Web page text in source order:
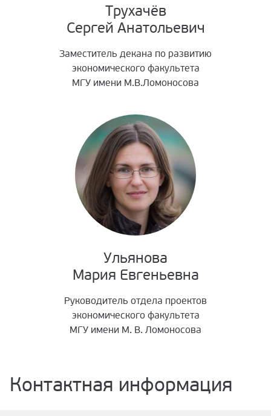
Трухачёв
Сергей Анатольевич
Заместитель декана по развитию
экономического факультета
МГУ имени М.В.Ломоносова
Ульянова
Мария Евгеньевна
Руководитель отдела проектов
экономического факультета
МГУ имени М. В. Ломоносова
Контактная информация